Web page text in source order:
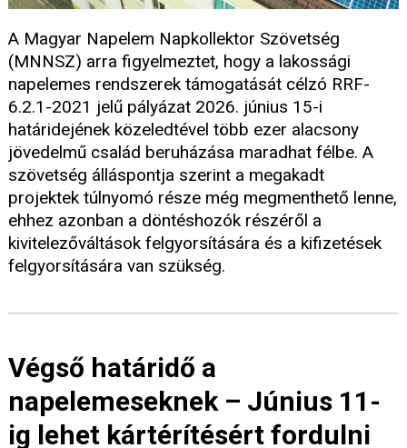
A Magyar Napelem Napkollektor Szövetség
(MNNSZ) arra figyelmeztet, hogy a lakossági
napelemes rendszerek támogatását célzó RRF-
6.2.1-2021 jelű pályázat 2026. június 15-i
határidejének közeledtével több ezer alacsony
jövedelmű család beruházása maradhat félbe. A
szövetség álláspontja szerint a megakadt
projektek túlnyomó része még megmenthető lenne,
ehhez azonban a döntéshozók részéről a
kivitelezőváltások felgyorsítására és a kifizetések
felgyorsítására van szükség.
Végső határidő a
napelemeseknek – Június 11-
ig lehet kártérítésért fordulni